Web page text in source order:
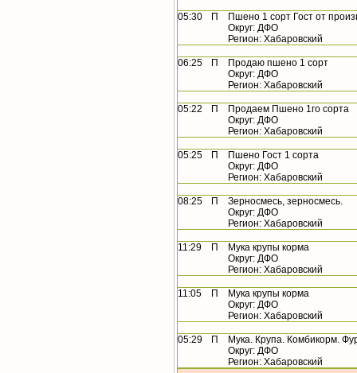
05:30 П
Пшено 1 сорт Гост от
Округ: ДФО
Регион: Хабаровский
06:25 П
Продаю пшено 1 сорт
Округ: ДФО
Регион: Хабаровский
05:22 П
Продаем Пшено 1го сорта
Округ: ДФО
Регион: Хабаровский
05:25 П
Пшено Гост 1 сорта
Округ: ДФО
Регион: Хабаровский
08:25 П Зерносмесь, зерносмесь.
Округ: ДФО
Регион: Хабаровский
11:29 П
Мука крупы корма
Округ: ДФО
Регион: Хабаровский
11:05 П
Мука крупы корма
Округ: ДФО
Регион: Хабаровский
05:29 П
Мука. Крупа. Комбикорм.
Округ: ДФО
Регион: Хабаровский